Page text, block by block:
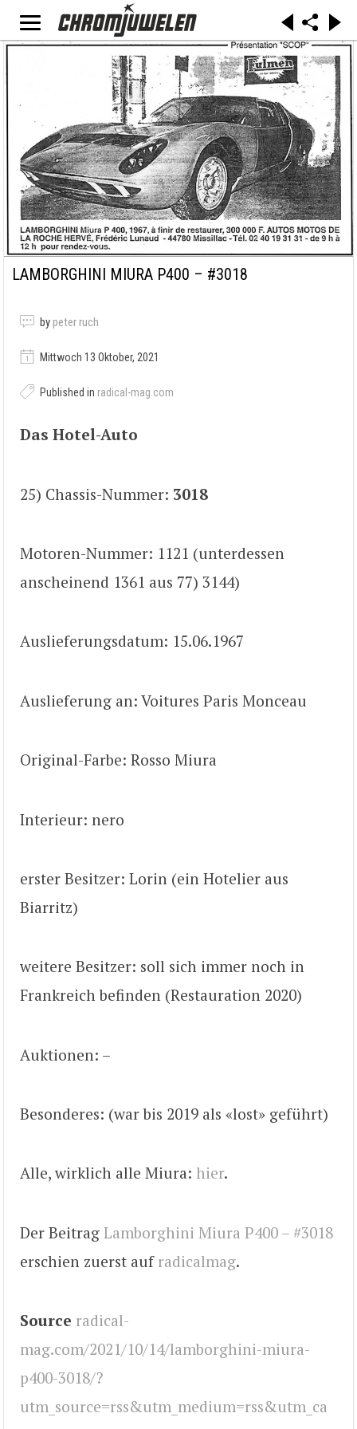
LAMBORGHINI MIURA P400 – #3018
by peter ruch
Mittwoch 13 Oktober, 2021
Published in radical-mag.com
Das Hotel-Auto
25) Chassis-Nummer: 3018
Motoren-Nummer: 1121 (unterdessen
anscheinend 1361 aus 77) 3144)
Auslieferungsdatum: 15.06.1967
Auslieferung an: Voitures Paris Monceau
Original-Farbe: Rosso Miura
Interieur: nero
erster Besitzer: Lorin (ein Hotelier aus
Biarritz)
weitere Besitzer: soll sich immer noch in
Frankreich befinden (Restauration 2020)
Auktionen: –
Besonderes: (war bis 2019 als «lost» geführt)
Alle, wirklich alle Miura: hier.
Der Beitrag Lamborghini Miura P400 – #3018
erschien zuerst auf radicalmag.
Source radical-
mag.com/2021/10/14/lamborghini-miura-
p400-3018/?
utm_source=rss&utm_medium=rss&utm_ca